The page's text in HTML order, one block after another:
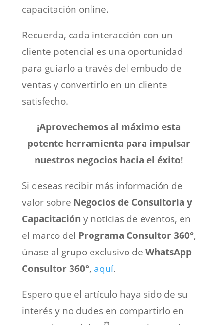
capacitación online.
Recuerda, cada interacción con un
cliente potencial es una oportunidad
para guiarlo a través del embudo de
ventas y convertirlo en un cliente
satisfecho.
¡Aprovechemos al máximo esta
potente herramienta para impulsar
nuestros negocios hacia el éxito!
Si deseas recibir más información de
valor sobre Negocios de Consultoría y
Capacitación y noticias de eventos, en
el marco del Programa Consultor 360°,
únase al grupo exclusivo de WhatsApp
Consultor 360°, aquí.
Espero que el artículo haya sido de su
interés y no dudes en compartirlo en